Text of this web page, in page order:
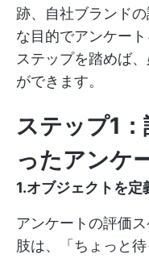
跡、自社ブランド
な目的でアンケー
ステップを踏めば
ができます。
ステップ1
ったアンケ
1.オブジェクトを定
アンケートの評価
肢は、「ちょっと